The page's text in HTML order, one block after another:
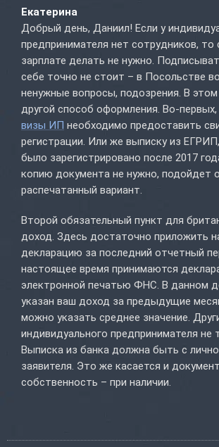
Екатерина
Добрый день, Даниил! Если у
предпринимателя нет сотрудников, то
зарплате делать не нужно.
себе точно не стоит – в Посольстве
ненужные вопросы, подозрения. В этом
другой способ оформления. Во-первых,
визы ИП необходимо предоставить
регистрации. Или же выписку из
было зарегистрировано после 2017
копию документа не нужно, подойдет
распечатанный вариант.
Второй обязательный пункт для
доход. Здесь достаточно приложить
декларацию за последний отчетный
настоящее время принимаются
электронной печатью ФНС. В данном
указан ваш доход за предыдущие
можно указать среднее значение.
индивидуального предпринимателя не
Выписка из банка должна быть с
заявителя. Это же касается и
собственность – при наличии.